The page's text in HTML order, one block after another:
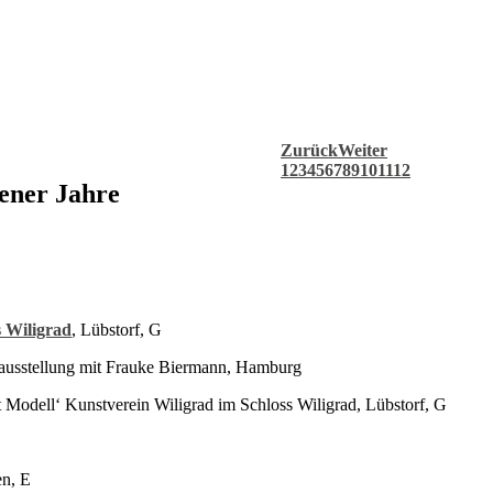
ZurückWeiter
123456789101112
Jahre
Wiligrad, Lübstorf, G
mit Frauke Biermann, Hamburg
Modell‘ Kunstverein Wiligrad im Schloss Wiligrad, Lübstorf, G
E